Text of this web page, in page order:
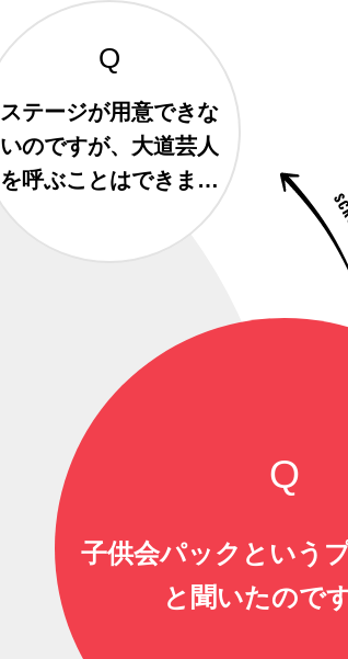
子供会パックという
と聞いたので
ステージが用意できな
いのですが、大道芸人
を呼ぶことはできます